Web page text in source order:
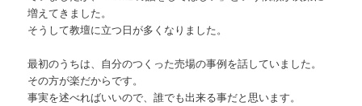
増えてきました。
そうして教壇に立つ日が多くなりました。
最初のうちは、自分のつくった売場の事例を話していました。
その方が楽だからです。
事実を述べればいいので、誰でも出来る事だと思います。